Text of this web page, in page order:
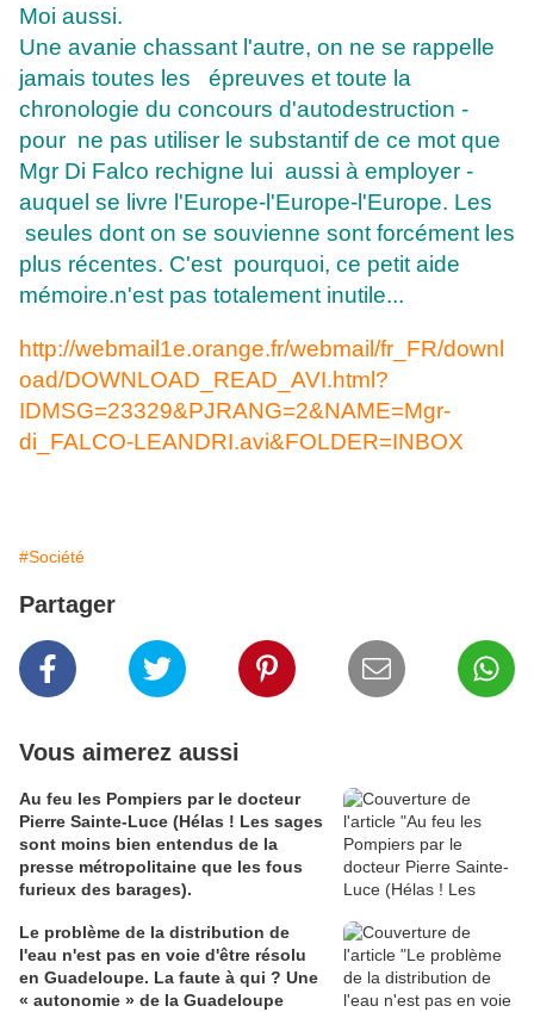
Moi aussi.
Une avanie chassant l'autre, on ne se rappelle
jamais toutes les épreuves et toute la
chronologie du concours d'autodestruction -
pour ne pas utiliser le substantif de ce mot que
Mgr Di Falco rechigne lui aussi à employer -
auquel se livre l'Europe-l'Europe-l'Europe. Les
seules dont on se souvienne sont forcément les
plus récentes. C'est pourquoi, ce petit aide
mémoire.n'est pas totalement inutile...
http://webmail1e.orange.fr/webmail/fr_FR/downl
oad/DOWNLOAD_READ_AVI.html?
IDMSG=23329&PJRANG=2&NAME=Mgr-
di_FALCO-LEANDRI.avi&FOLDER=INBOX
#Société
Partager
Vous aimerez aussi
Au feu les Pompiers par le docteur
Pierre Sainte-Luce (Hélas ! Les sages
sont moins bien entendus de la
presse métropolitaine que les fous
furieux des barages).
Le problème de la distribution de
l'eau n'est pas en voie d'être résolu
en Guadeloupe. La faute à qui ? Une
« autonomie » de la Guadeloupe